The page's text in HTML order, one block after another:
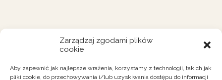
Zarządzaj zgodami plików
cookie
Aby zapewnić jak najlepsze wrażenia, korzystamy z technologii, takich jak
pliki cookie, do przechowywania i/lub uzyskiwania dostępu do informacji